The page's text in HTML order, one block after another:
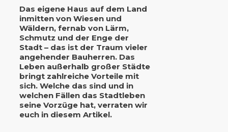
Das eigene Haus auf dem Land
inmitten von Wiesen und
Wäldern, fernab von Lärm,
Schmutz und der Enge der
Stadt – das ist der Traum vieler
angehender Bauherren. Das
Leben außerhalb großer Städte
bringt zahlreiche Vorteile mit
sich. Welche das sind und in
welchen Fällen das Stadtleben
seine Vorzüge hat, verraten wir
euch in diesem Artikel.